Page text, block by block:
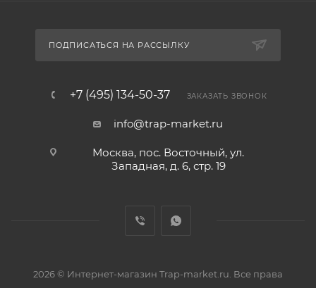
ПОДПИСАТЬСЯ НА РАССЫЛКУ
+7 (495) 134-50-37 ЗАКАЗАТЬ ЗВОНОК
info@trap-market.ru
Москва, пос. Восточный, ул.
Западная, д. 6, стр. 19
2026 © Интернет-магазин Trap-market.ru. Все права